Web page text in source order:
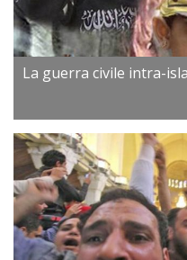
La guerra civile intra-